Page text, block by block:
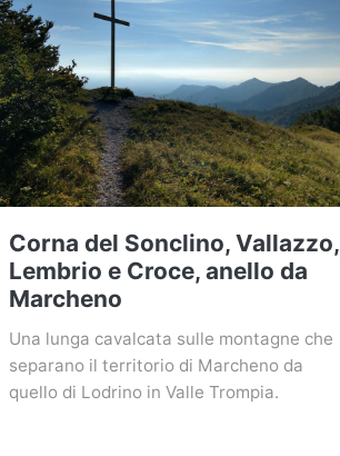
Corna del Sonclino, Vallazzo,
Lembrio e Croce, anello da
Marcheno
Una lunga cavalcata sulle montagne che
separano il territorio di Marcheno da
quello di Lodrino in Valle Trompia.